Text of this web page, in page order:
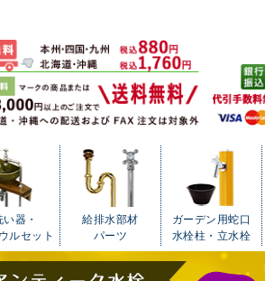
器・
ルセット
給排水部材
パーツ
ガーデン用蛇口
水栓柱・立水栓